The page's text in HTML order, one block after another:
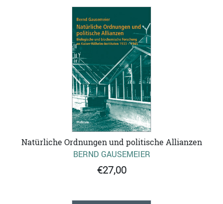
Natürliche Ordnungen und politische Allianzen
BERND GAUSEMEIER
€27,00